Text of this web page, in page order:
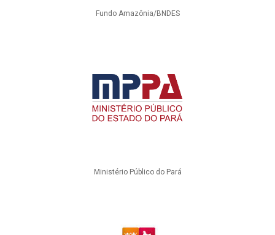
Fundo Amazônia/BNDES
Ministério Público do Pará